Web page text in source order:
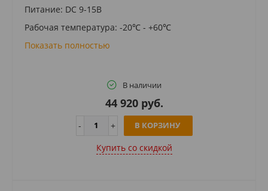
Питание: DC 9-15В
Рабочая температура: -20℃ - +60℃
Показать полностью
В наличии
44 920 руб.
В КОРЗИНУ
Купить cо скидкой